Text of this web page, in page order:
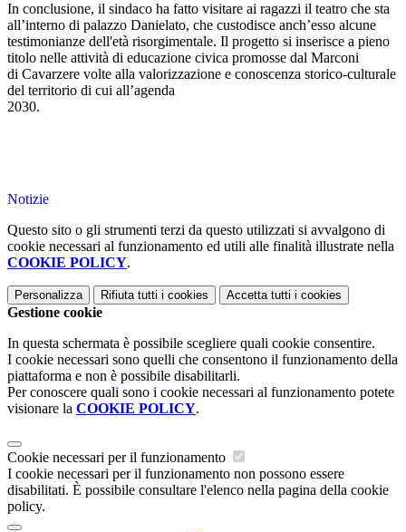
In conclusione, il sindaco ha fatto visitare ai ragazzi il teatro che sta
all’interno di palazzo Danielato, che custodisce anch’esso alcune
testimonianze dell'età risorgimentale. Il progetto si inserisce a pieno
titolo nelle attività di educazione civica promosse dal Marconi
di Cavarzere volte alla valorizzazione e conoscenza storico-culturale
del territorio di cui all’agenda
2030.
Notizie
Questo sito o gli strumenti terzi da questo utilizzati si avvalgono di
cookie necessari al funzionamento ed utili alle finalità illustrate nella
COOKIE POLICY.
Personalizza Rifiuta tutti i cookies Accetta tutti i cookies
Gestione cookie
In questa schermata è possibile scegliere quali cookie consentire.
I cookie necessari sono quelli che consentono il funzionamento della
piattaforma e non è possibile disabilitarli.
Per conoscere quali sono i cookie necessari al funzionamento potete
visionare la COOKIE POLICY.
Cookie necessari per il funzionamento
I cookie necessari per il funzionamento non possono essere
disabilitati. È possibile consultare l'elenco nella pagina della cookie
policy.